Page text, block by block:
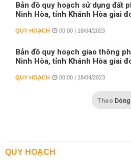
Bản đồ quy hoạch sử dụng đất
Ninh Hòa, tỉnh Khánh Hòa giai
QUY HOẠCH 00:00 | 18/04/2023
Bản đồ quy hoạch giao thông
Ninh Hòa, tỉnh Khánh Hòa giai
QUY HOẠCH 00:00 | 18/04/2023
Theo
QUY HOẠCH